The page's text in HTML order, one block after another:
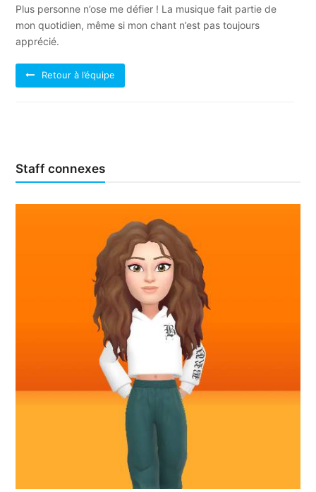
Plus personne n’ose me défier ! La musique fait partie de
mon quotidien, même si mon chant n’est pas toujours
apprécié.
Retour à l’équipe
Staff connexes